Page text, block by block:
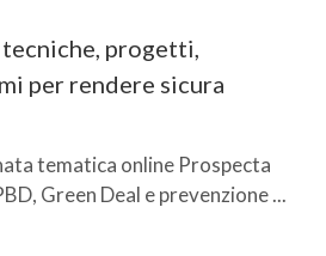
progetti,
per rendere sicura
tematica online Prospecta
Green Deal e prevenzione ...